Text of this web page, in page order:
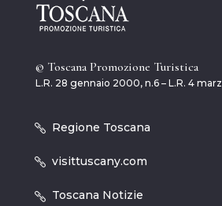
© Toscana Promozione Turistica
L.R. 28 gennaio 2000, n.6 – L.R. 4
Regione Toscana
visittuscany.com
Toscana Notizie